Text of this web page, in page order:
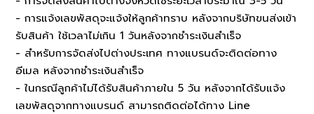
- การแจ้งเลขพัสดุจะแจ้งให้ลูกค้าทราบ หลังจากบริษัทขนส่งเข้า
รับสินค้า ใช้เวลาไม่เกิน 1 วันหลังจากชำระเงินสำเร็จ
- สำหรับการจัดส่งไปต่างประเทศ ทางแบรนด์จะติดต่อทาง
อีเมล หลังจากชำระเงินสำเร็จ
- ในกรณีลูกค้าไม่ได้รับสินค้าภายใน 5 วัน หลังจากได้รับแจ้ง
เลขพัสดุจากทางแบรนด์ สามารถติดต่อได้ทาง Line